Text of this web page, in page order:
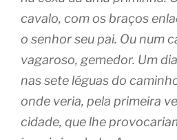
cavalo, com os braços
o senhor seu pai. Ou num
vagaroso, gemedor. Um
nas sete léguas do
onde veria, pela primeira
cidade, que lhe